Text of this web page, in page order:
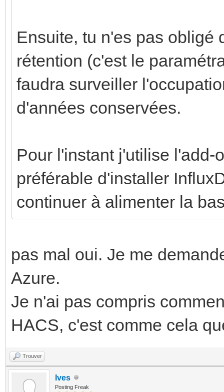
Ensuite, tu n'es pas obligé
rétention (c'est le
faudra surveiller
d'années conservées.
Pour l'instant j'utilise l'add-
préférable d'installer
continuer à alimenter la
pas mal oui. Je me
Azure.
Je n'ai pas compris
HACS, c'est comme cela
Trouver
Ives
Posting Freak